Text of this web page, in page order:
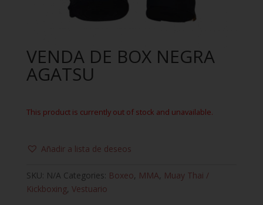
VENDA DE BOX NEGRA
AGATSU
This product is currently out of stock and unavailable.
Añadir a lista de deseos
SKU: N/A Categories: Boxeo, MMA, Muay Thai /
Kickboxing, Vestuario